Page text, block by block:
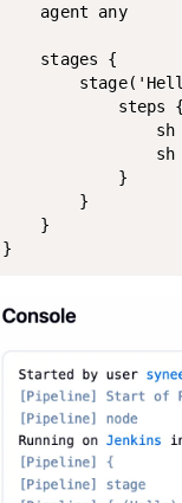
    agent any
    stages {
            steps {
sh
sh
            }
        }
    }